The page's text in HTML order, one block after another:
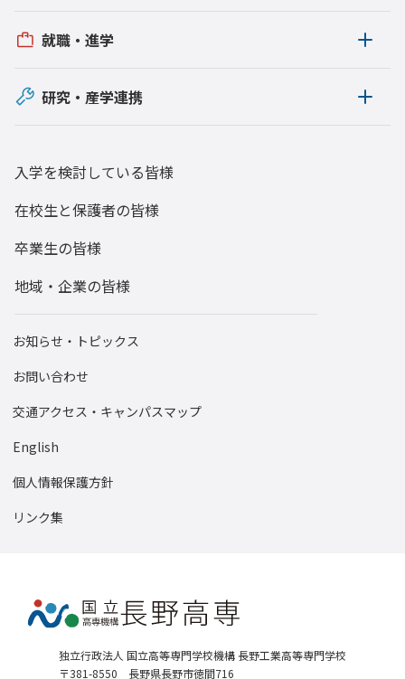
学生寮
後援会
寄附のご報告
囲碁・将棋部
卒業生の活躍
硬式野球部
サイバーセキュリティ同好会
就職・進学
研究・産学連携
入学を検討している皆様
在校生と保護者の皆様
卒業生の皆様
地域・企業の皆様
お知らせ・トピックス
お問い合わせ
交通アクセス・キャンパスマップ
English
個人情報保護方針
リンク集
独立行政法人 国立高等専門学校機構 長野工業高等専門学校
〒381-8550 長野県長野市徳間716